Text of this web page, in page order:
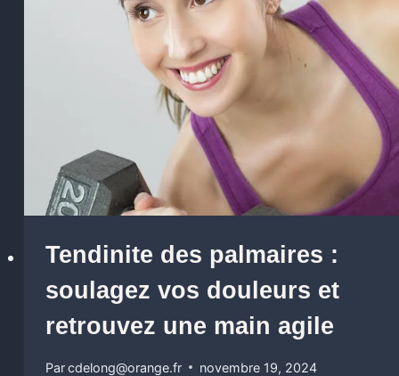
Tendinite des palmaires :
soulagez vos douleurs et
retrouvez une main agile
Parcdelong@orange.fr novembre 19, 2024